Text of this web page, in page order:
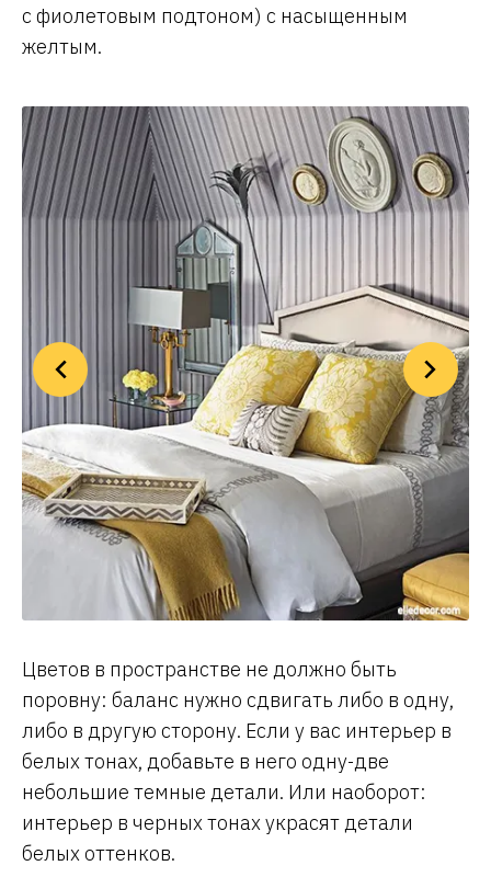
с фиолетовым подтоном) с насыщенным
желтым.
Цветов в пространстве не должно быть
поровну: баланс нужно сдвигать либо в одну,
либо в другую сторону. Если у вас интерьер в
белых тонах, добавьте в него одну-две
небольшие темные детали. Или наоборот:
интерьер в черных тонах украсят детали
белых оттенков.